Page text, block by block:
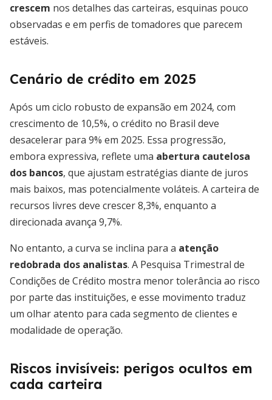
crescem nos detalhes das carteiras, esquinas pouco
observadas e em perfis de tomadores que parecem
estáveis.
Cenário de crédito em 2025
Após um ciclo robusto de expansão em 2024, com
crescimento de 10,5%, o crédito no Brasil deve
desacelerar para 9% em 2025. Essa progressão,
embora expressiva, reflete uma abertura cautelosa
dos bancos, que ajustam estratégias diante de juros
mais baixos, mas potencialmente voláteis. A carteira de
recursos livres deve crescer 8,3%, enquanto a
direcionada avança 9,7%.
No entanto, a curva se inclina para a atenção
redobrada dos analistas. A Pesquisa Trimestral de
Condições de Crédito mostra menor tolerância ao risco
por parte das instituições, e esse movimento traduz
um olhar atento para cada segmento de clientes e
modalidade de operação.
Riscos invisíveis: perigos ocultos em
cada carteira